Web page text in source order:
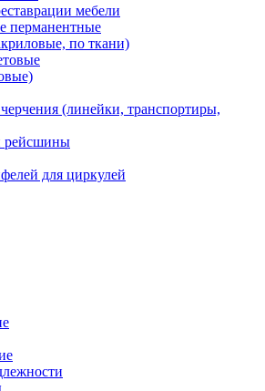
мебели
перманентные
по ткани)
(линейки, транспортиры,
рейсшины
для циркулей